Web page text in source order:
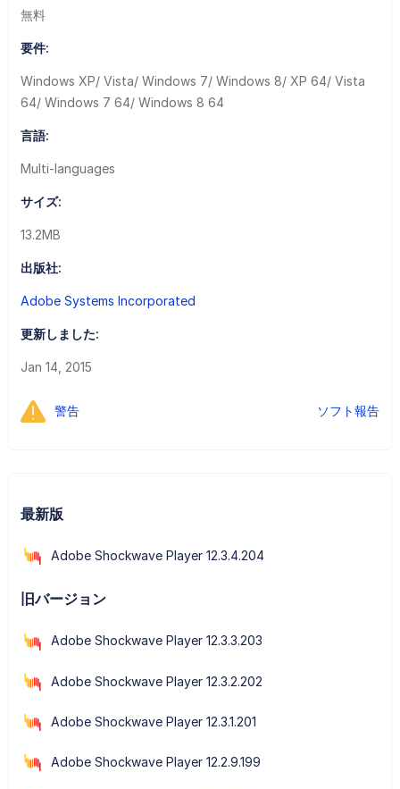
無料
要件:
Windows XP/ Vista/ Windows 7/ Windows 8/ XP 64/ Vista
64/ Windows 7 64/ Windows 8 64
言語:
Multi-languages
サイズ:
13.2MB
出版社:
Adobe Systems Incorporated
更新しました:
Jan 14, 2015
警告 ソフト報告
最新版
Adobe Shockwave Player 12.3.4.204
旧バージョン
Adobe Shockwave Player 12.3.3.203
Adobe Shockwave Player 12.3.2.202
Adobe Shockwave Player 12.3.1.201
Adobe Shockwave Player 12.2.9.199